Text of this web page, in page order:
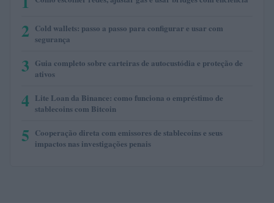
2 Cold wallets: passo a passo para configurar e usar com
segurança
3 Guia completo sobre carteiras de autocustódia e proteção de
ativos
4 Lite Loan da Binance: como funciona o empréstimo de
stablecoins com Bitcoin
5 Cooperação direta com emissores de stablecoins e seus
impactos nas investigações penais